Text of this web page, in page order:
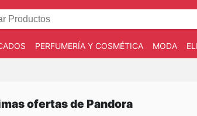
PERFUMERÍA Y COSMÉTICA MODA
ofertas de Pandora